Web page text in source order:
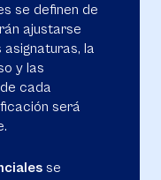
se definen de
ajustarse
asignaturas, la
y las
cada
será
se